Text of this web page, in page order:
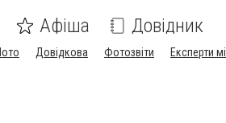
Афіша Довідник
Довідкова Фотозвіти Експерти